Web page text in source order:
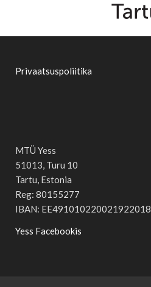
Privaatsuspoliitika
MTÜ Yess
51013, Turu 10
Tartu, Estonia
Reg: 80155277
IBAN: EE491010220021922018
Yess Facebookis